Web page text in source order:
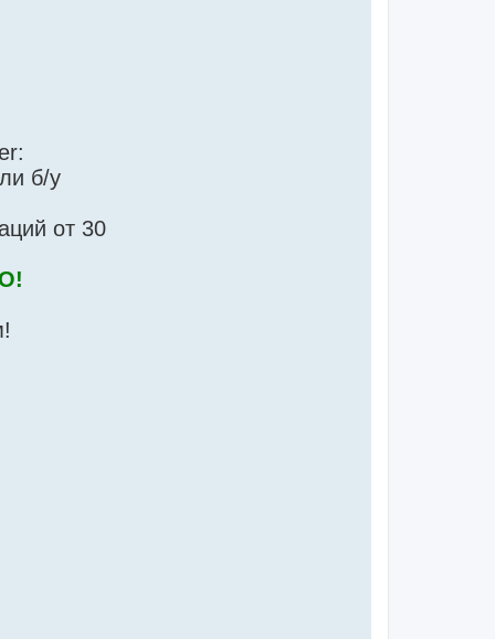
б/у
от 30